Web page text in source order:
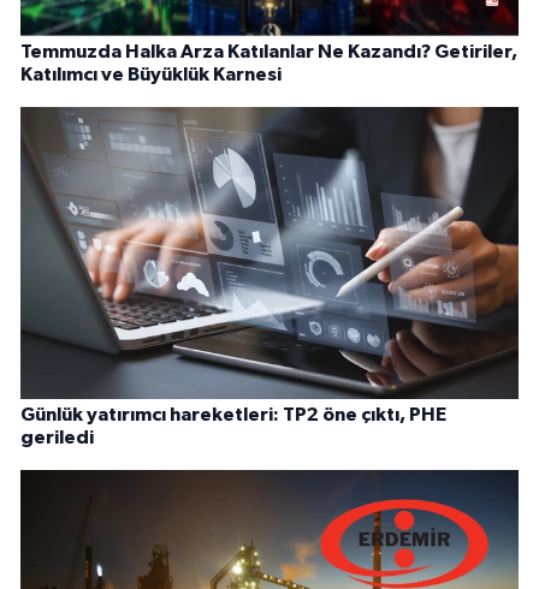
Temmuzda Halka Arza Katılanlar Ne Kazandı? Getiriler,
Katılımcı ve Büyüklük Karnesi
Günlük yatırımcı hareketleri: TP2 öne çıktı, PHE
geriledi